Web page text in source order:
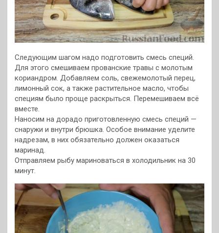
Следующим шагом надо подготовить смесь специй.
Для этого смешиваем прованские травы с молотым
кориандром. Добавляем соль, свежемолотый перец,
лимонный сок, а также растительное масло, чтобы
специям было проще раскрыться. Перемешиваем всё
вместе.
Наносим на дорадо приготовленную смесь специй —
снаружи и внутри брюшка. Особое внимание уделите
надрезам, в них обязательно должен оказаться
маринад.
Отправляем рыбу мариноваться в холодильник на 30
минут.